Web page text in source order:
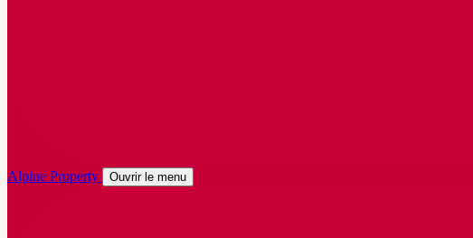
Alpine Property Ouvrir le menu